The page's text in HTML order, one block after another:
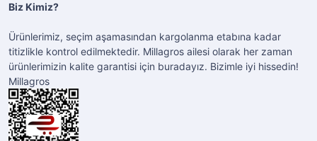
Biz Kimiz?
Ürünlerimiz, seçim aşamasından kargolanma etabına kadar
titizlikle kontrol edilmektedir. Millagros ailesi olarak her zaman
ürünlerimizin kalite garantisi için buradayız. Bizimle iyi hissedin!
Millagros